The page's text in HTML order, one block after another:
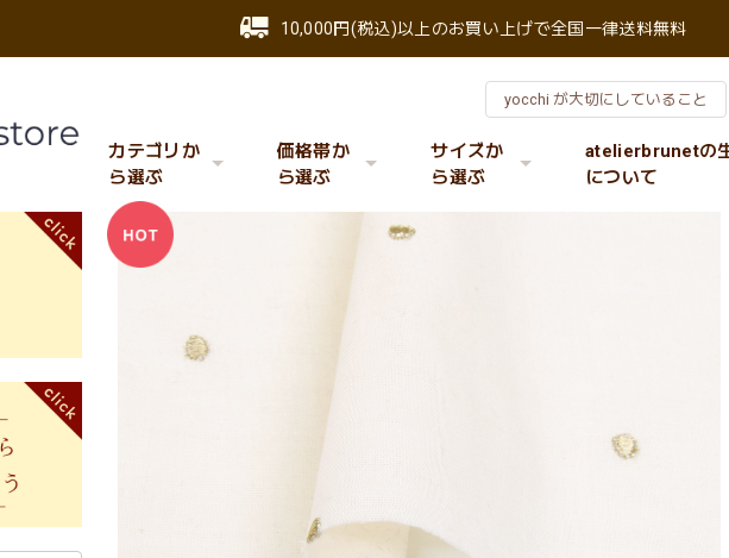
10,000円(税込)以上のお買い上げで全国一律送料無料
yocchi が大切にしていること
カテゴリか
ら選ぶ
価格帯か
ら選ぶ
サイズか
ら選ぶ
atelierbrunetの
について